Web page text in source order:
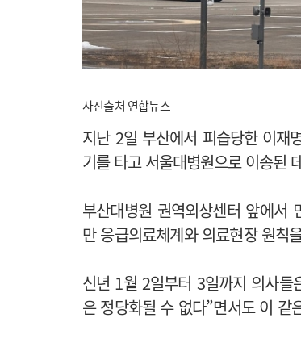
사진출처 연합뉴스
지난 2일 부산에서 피습당한 이재
기를 타고 서울대병원으로 이송된
부산대병원 권역외상센터 앞에서
만 응급의료체계와 의료현장 원칙
신년 1월 2일부터 3일까지 의사
은 정당화될 수 없다”면서도 이 같